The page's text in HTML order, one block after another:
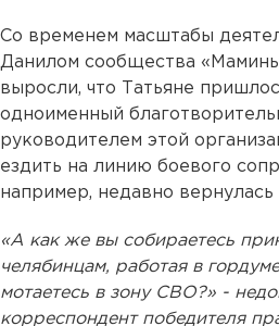
Со временем масштабы
Данилом сообщества
выросли, что Татьяне
одноименный
руководителем этой
ездить на линию боевого
например, недавно
«А как же вы собираетесь
челябинцам, работая в
мотаетесь в зону СВО?» -
корреспондент победителя